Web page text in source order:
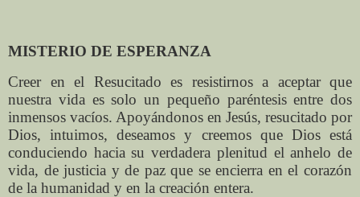
MISTERIO DE ESPERANZA
Creer en el Resucitado es resistirnos a aceptar que
nuestra vida es solo un pequeño paréntesis entre dos
inmensos vacíos. Apoyándonos en Jesús, resucitado por
Dios, intuimos, deseamos y creemos que Dios está
conduciendo hacia su verdadera plenitud el anhelo de
vida, de justicia y de paz que se encierra en el corazón
de la humanidad y en la creación entera.